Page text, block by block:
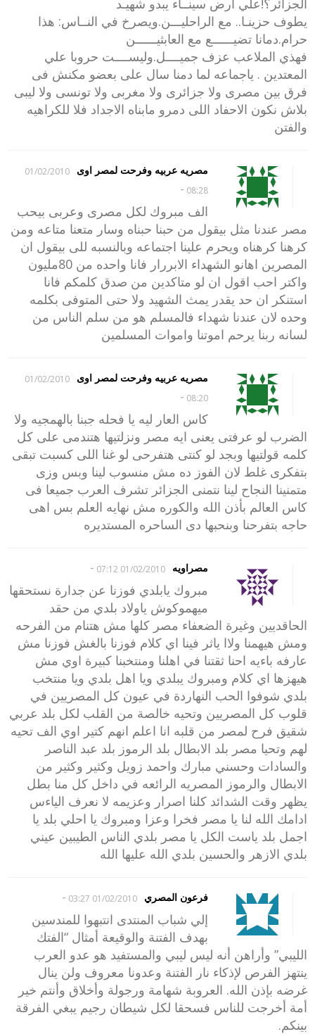
الجزائر؟!علي أرض سينــاء يبدو شهيـد
يطوف حزينـا.. مع الراحليـــن.ويصرخ في النــاس: هذا
حرام.دمانا تضيــــــع مع العابثيــــــن
فهذي الملاعب عزف جميــــل.وليســــت حروبا علي
المعتدين . ياجماعه لما دمنا سال على بعضو مكنش فى
فرق بين مصرى ولا جزائرى ولا مغربى ولا تونسى ولا ليبى
بلاش نكون الاحفاد اللى دمرو مابناه الاجداد فلا للكراهيه
والفتن
مصريه عربيه وفرحت لمصر اوى
01/02/2010
08:28
-
الف مبروك لكل مصرى وعربى بيحب
مصر عندنا مثل بيقول من حبنا حبناه وسار متعنا متاعه ومن
كرهنا كرهناه ويحرم علينا اجتماعه وبالنسبه للى بيقول ان
المصرين اهانو الشهداء الابررار فانا واحده من 80مليون
واكتر احب اقول ان لو متاكدين من صدق كلمكم فانا
استنكر ان حد يقدر يمث الشهيد ولا حتى المتوفى بكلمه
وحده لان عندنا شهداء فالمسلم هو من سلم الناس من
لسانه ربنا يرحم اموتنا واموات المسلمين
مصريه عربيه وفرحت لمصر اوى
01/02/2010
08:20
-
كاس العار ليه يا فحله جبنا بالهمجيه ولا
الضرب لو عرفتى يعنى ايه مصر ونزلتيها هتندمى على كل
كلمه قولتيها وبجد لو كنتى هتفرحى لو غنا اللى كسبت تبقى
بتفكرى غلط لان الفوز ده مش منسوب لينا وبس وزى
متمنينا النجاح لينا نتمنى الجزائر تشرف العرب جميعا فى
كاس العالم بأذن الله والكوره مش نهايه العلم بس اهى
حاجه بتفرحنا وبنحبها دى الساحره المستديره
مصراويه 01/02/2010 07:12
-
مبروك يابلدي فوزنا عن جدارة نستحقها
ميهموكوش ياولاد بلدي من حقد
الحاقديين وغيرة الضعفاء مصر كلها مش هتنام من الفرحه
ومش هيهمنا ولاا ياثر فينا اي كلام فوزنا بالغش فوزنا مش
عارفه باءيه احنا ثقتنا في اهلنا ومنتخبنا كبيرة اوي مش
هيهزها اي كلام ومبروك يبلدي ويا اهل بلدي ويا منتخب
بلدي شوفوا الحب النهاردة في عيون كل المصريين في
قلوب كل المصريين وتحيه خالصة من القلب لكل بلد عربي
شقيق فرح لمصر من قلبه انا اعلم انهم كتير اوي الف تحيه
لهم وتحيا مصر بلد الابطال بلد الرموز بلد عبد الناصر
والسادات وحسني مبارك واحمد زويل وكثير وكثير من
الابطال والرموز المصريه الرائعه في داخل كل منا بطل
يظهر وقت الشدائد كلنا اصرار وعزيمه لا نعرف الياءس
ادامك الله لنا يا مصر فخرا وعزا ومبروك يا احلي بلد يا
اجمل بلد ياست الكل يا مصر بلدي الناس الطيبين عيني
بلدي الازهر والحسين بلدي الله عليها الله
فرعون المصري 01/02/2010 03:27
-
إلي شباب المنتدى انتبهوا للمندسين
بهدف الفتنة والوقيعة أمثال “الفتك
الليبي” وأراهن أنه ليس ليبي والمستفيد هو عدو العرب
ينتهز الفرص لإذكاء نار الفتنة وعدونا معروف ولن ينال
غرضه بإذن الله. العروبة شهامة ورجولة وأخلاق وأنتم خير
أمة أخرجت للناس فسحقا لكل شيطان رجيم يبغي الفرقة
بينكم.